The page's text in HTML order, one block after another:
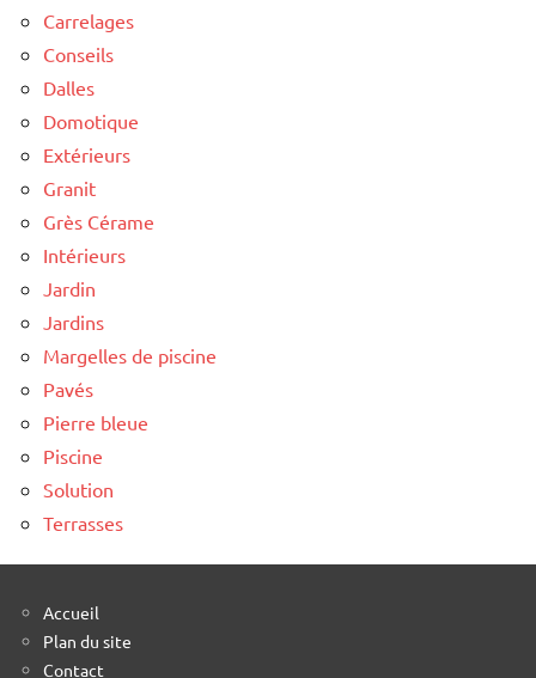
Carrelages
Conseils
Dalles
Domotique
Extérieurs
Granit
Grès Cérame
Intérieurs
Jardin
Jardins
Margelles de piscine
Pavés
Pierre bleue
Piscine
Solution
Terrasses
Accueil
Plan du site
Contact